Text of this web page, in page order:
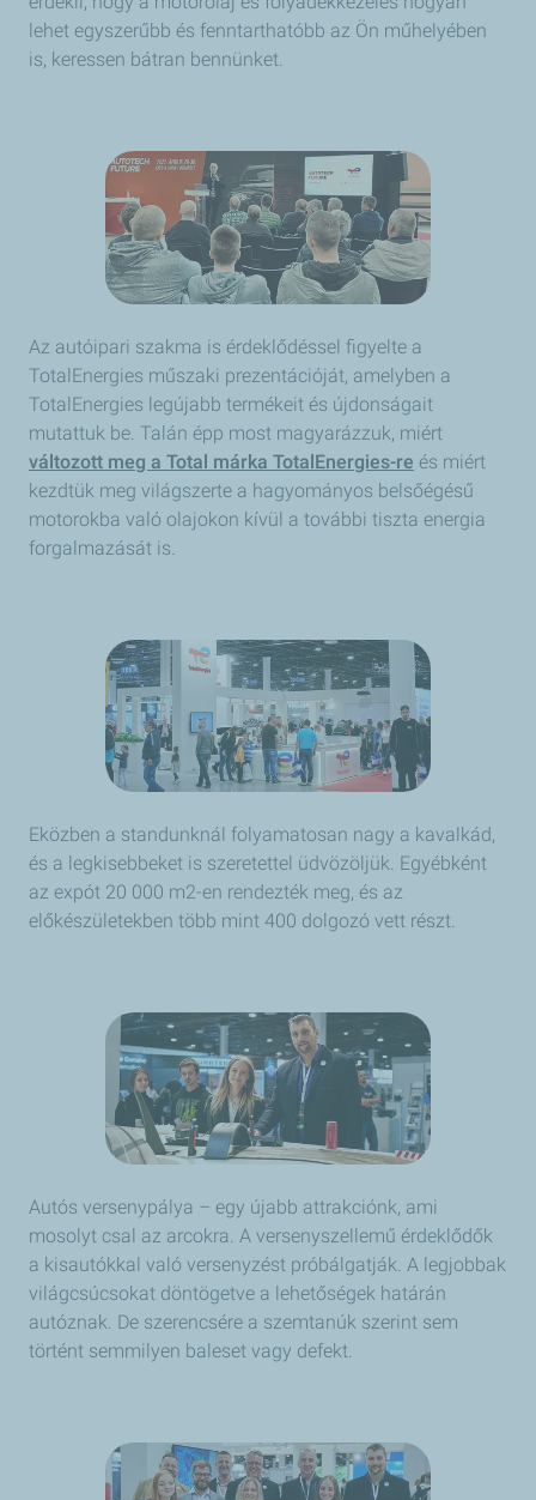
lehet egyszerűbb és fenntarthatóbb az Ön műhelyében
is, keressen bátran bennünket.
Az autóipari szakma is érdeklődéssel figyelte a
TotalEnergies műszaki prezentációját, amelyben a
TotalEnergies legújabb termékeit és újdonságait
mutattuk be. Talán épp most magyarázzuk, miért
változott meg a Total márka TotalEnergies-re és miért
kezdtük meg világszerte a hagyományos belsőégésű
motorokba való olajokon kívül a további tiszta energia
forgalmazását is.
Eközben a standunknál folyamatosan nagy a kavalkád,
és a legkisebbeket is szeretettel üdvözöljük. Egyébként
az expót 20 000 m2-en rendezték meg, és az
előkészületekben több mint 400 dolgozó vett részt.
Autós versenypálya – egy újabb attrakciónk, ami
mosolyt csal az arcokra. A versenyszellemű érdeklődők
a kisautókkal való versenyzést próbálgatják. A legjobbak
világcsúcsokat döntögetve a lehetőségek határán
autóznak. De szerencsére a szemtanúk szerint sem
történt semmilyen baleset vagy defekt.